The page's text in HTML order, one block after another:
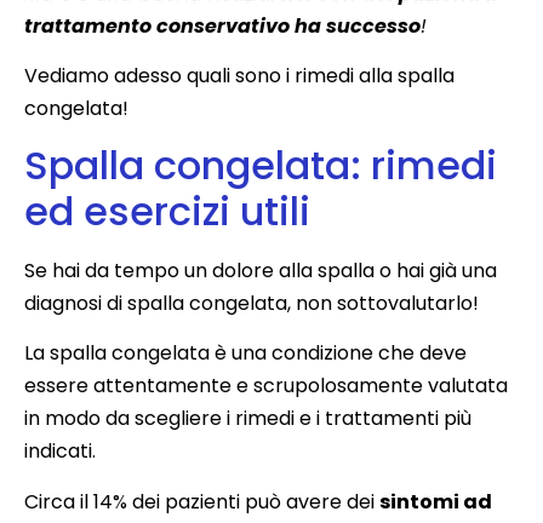
trattamento conservativo ha successo!
Vediamo adesso quali sono i rimedi alla spalla
congelata!
Spalla congelata: rimedi
ed esercizi utili
Se hai da tempo un dolore alla spalla o hai già una
diagnosi di spalla congelata, non sottovalutarlo!
La spalla congelata è una condizione che deve
essere attentamente e scrupolosamente valutata
in modo da scegliere i rimedi e i trattamenti più
indicati.
Circa il 14% dei pazienti può avere deisintomi ad